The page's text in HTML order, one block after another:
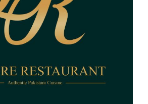
Lahore